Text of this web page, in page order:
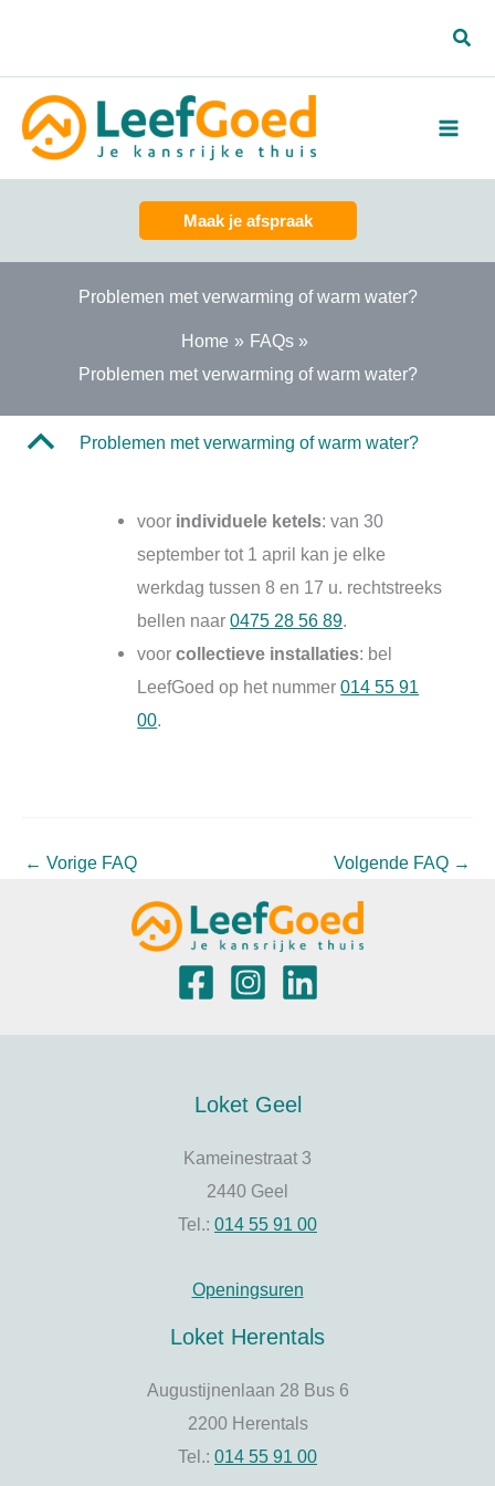
de
inhoud
Maak je afspraak
Problemen met verwarming of warm water?
Home
FAQs
Problemen met verwarming of warm water?
B Problemen met verwarming of warm water?
voor individuele ketels: van 30
september tot 1 april kan je elke
werkdag tussen 8 en 17 u. rechtstreeks
bellen naar0475 28 56 89.
voor collectieve installaties: bel
LeefGoed op het nummer014 55 91
00.
← Vorige FAQ Volgende FAQ →
Loket Geel
Kameinestraat 3
2440 Geel
Tel.: 014 55 91 00
Openingsuren
Loket Herentals
Augustijnenlaan 28 Bus 6
2200 Herentals
Tel.: 014 55 91 00